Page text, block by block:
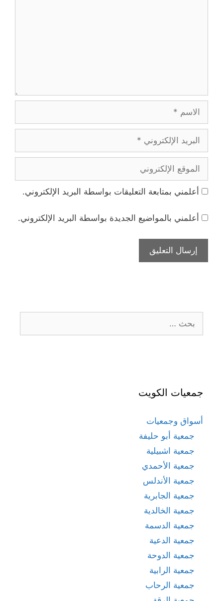
الإلكتروني
الإلكتروني
أعلمني بمتابعة التعليقات بواسطة البريد الإلكتروني.
أعلمني بالمواضيع الجديدة بواسطة البريد الإلكتروني.
عن:
جمعيات الكويت
أسواق وجمعيات
جمعية أبو حليفة
جمعية اشبيلية
جمعية الأحمدي
جمعية الأندلس
جمعية الجابرية
جمعية الخالدية
جمعية الدسمة
جمعية الدعية
جمعية الدوحة
جمعية الرابية
جمعية الرحاب